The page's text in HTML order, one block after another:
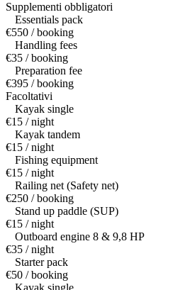
Supplementi obbligatori
Essentials pack
€550 / booking
Handling fees
€35 / booking
Preparation fee
€395 / booking
Facoltativi
Kayak single
€15 / night
Kayak tandem
€15 / night
Fishing equipment
€15 / night
Railing net (Safety net)
€250 / booking
Stand up paddle (SUP)
€15 / night
Outboard engine 8 & 9,8 HP
€35 / night
Starter pack
€50 / booking